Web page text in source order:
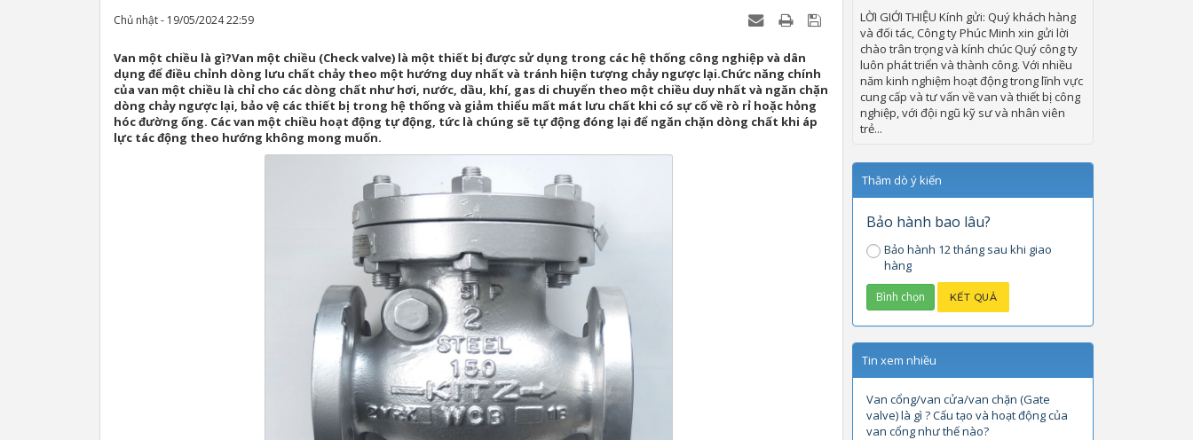
Chủ nhật - 19/05/2024 22:59
Van một chiều là gì?Van một chiều (Check valve) là một thiết bị được sử dụng trong các hệ thống công nghiệp và dân
dụng để điều chỉnh dòng lưu chất chảy theo một hướng duy nhất và tránh hiện tượng chảy ngược lại.Chức năng chính
của van một chiều là chỉ cho các dòng chất như hơi, nước, dầu, khí, gas di chuyển theo một chiều duy nhất và ngăn chặn
dòng chảy ngược lại, bảo vệ các thiết bị trong hệ thống và giảm thiểu mất mát lưu chất khi có sự cố về rò rỉ hoặc hỏng
hóc đường ống. Các van một chiều hoạt động tự động, tức là chúng sẽ tự động đóng lại để ngăn chặn dòng chất khi áp
lực tác động theo hướng không mong muốn.
LỜI GIỚI THIỆU Kính gửi: Quý khách hàng
và đối tác, Công ty Phúc Minh xin gửi lời
chào trân trọng và kính chúc Quý công ty
luôn phát triển và thành công. Với nhiều
năm kinh nghiệm hoạt động trong lĩnh vực
cung cấp và tư vấn về van và thiết bị công
nghiệp, với đội ngũ kỹ sư và nhân viên
trẻ...
Thăm dò ý kiến
Bảo hành bao lâu?
Bảo hành 12 tháng sau khi giao
hàng
Tin xem nhiều
Van cổng/van cửa/van chặn (Gate
valve) là gì ? Cấu tạo và hoạt động của
van cổng như thế nào?